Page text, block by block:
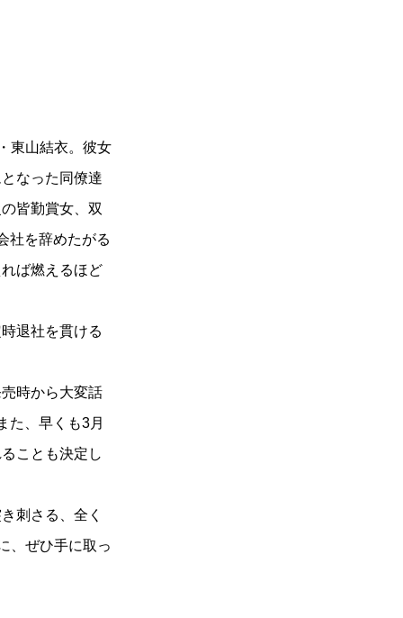
東山結衣。彼女
なった同僚達
皆勤賞女、双
社を辞めたがる
ば燃えるほど
退社を貫ける
時から大変話
た、早くも3月
ことも決定し
刺さる、全く
、ぜひ手に取っ